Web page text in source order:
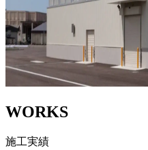
WORKS
施工実績